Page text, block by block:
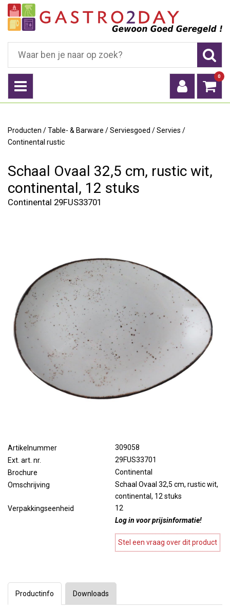
0
Producten /Table- & Barware /Serviesgoed /Servies /
Continental rustic
Schaal Ovaal 32,5 cm, rustic wit,
continental, 12 stuks
Continental 29FUS33701
Artikelnummer
309058
Ext. art. nr.
29FUS33701
Brochure
Continental
Omschrijving
Schaal Ovaal 32,5 cm, rustic wit,
continental, 12 stuks
Verpakkingseenheid
12
Log in voor prijsinformatie!
Stel een vraag over dit product
Productinfo Downloads